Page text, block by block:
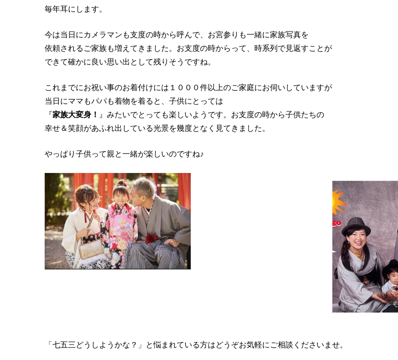
毎年耳にします。
今は当日にカメラマンも支度の時から呼んで、お宮参りも一緒に家族写真を
依頼されるご家族も増えてきました。お支度の時からって、時系列で見返すことが
できて確かに良い思い出として残りそうですね。
これまでにお祝い事のお着付けには１０００件以上のご家庭にお伺いしていますが
当日にママもパパも着物を着ると、子供にとっては
『家族大変身！ 』みたいでとっても楽しいようです。お支度の時から子供たちの
幸せ＆笑顔があふれ出している光景を幾度となく見てきました。
やっぱり子供って親と一緒が楽しいのですね♪
「七五三どうしようかな？」と悩まれている方はどうぞお気軽にご相談くださいませ。